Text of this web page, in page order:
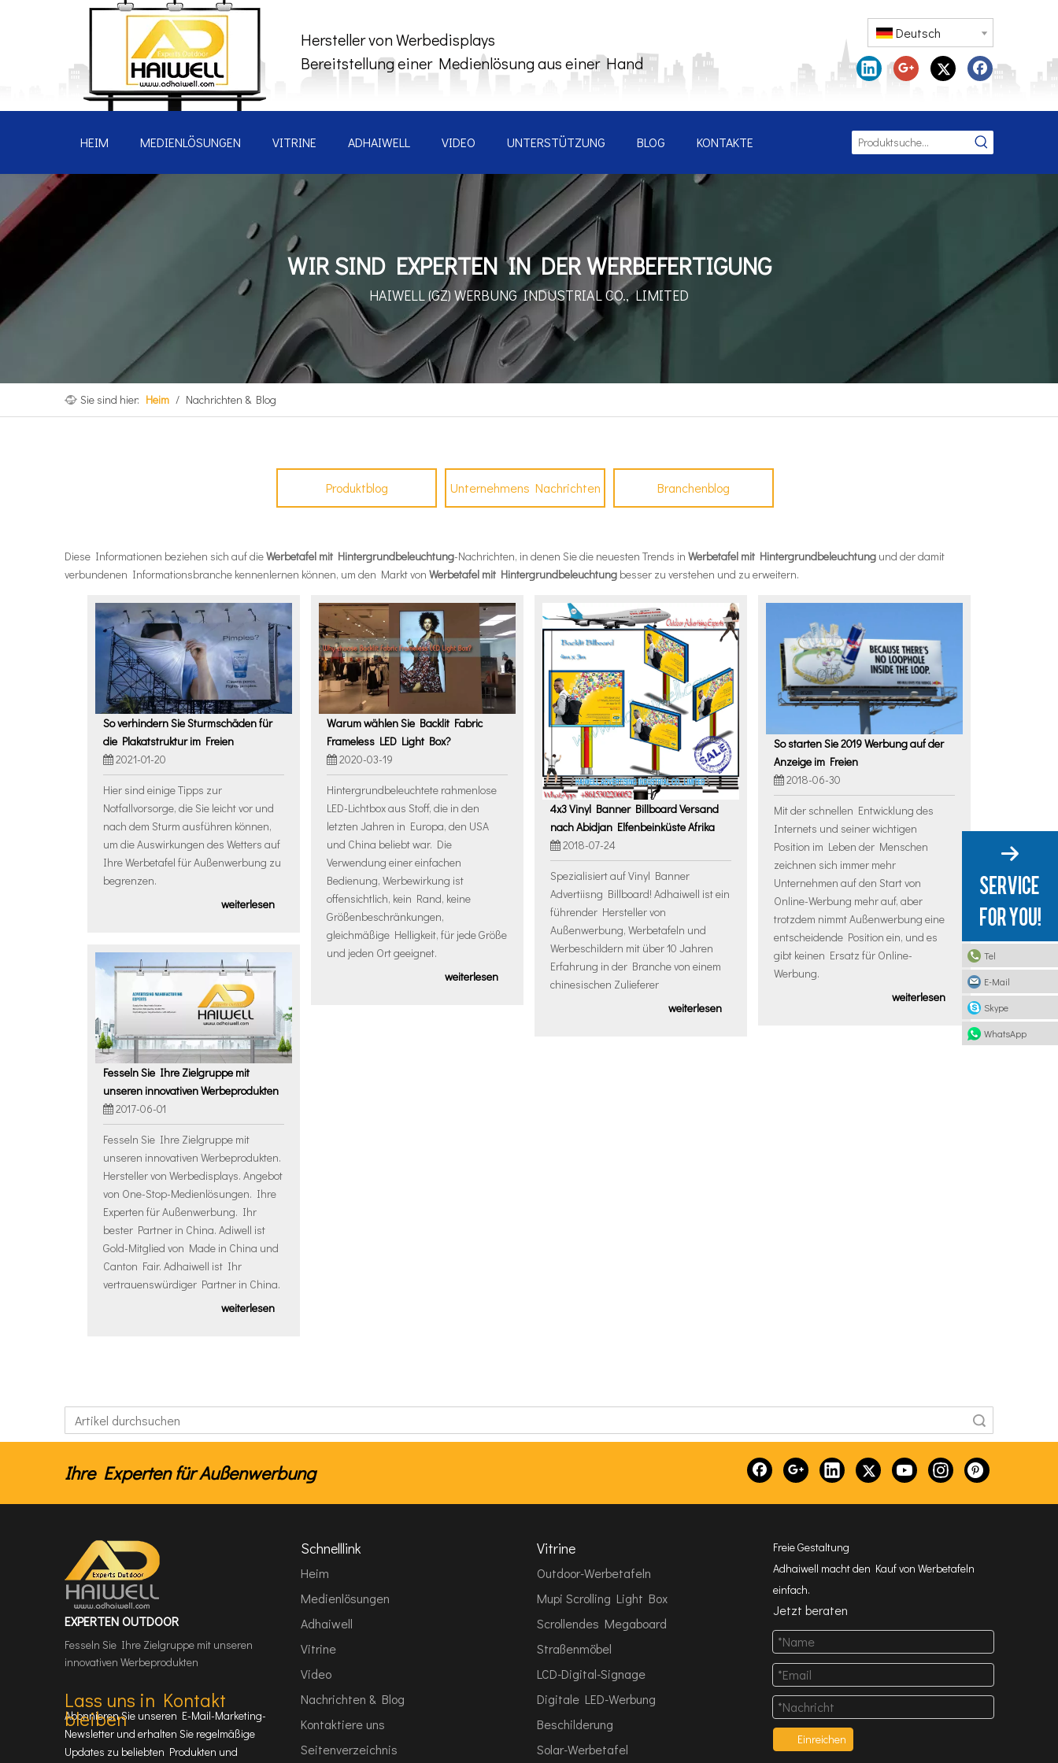
Hersteller von Werbedisplays
Bereitstellung einer Medienlösung aus einer Hand
Deutsch
HEIM MEDIENLÖSUNGEN VITRINE ADHAIWELL VIDEO UNTERSTÜTZUNG BLOG KONTAKTE
WIR SIND EXPERTEN IN DER WERBEFERTIGUNG
HAIWELL (GZ) WERBUNGINDUSTRIAL CO., LIMITED
Sie sind hier: Heim / Nachrichten & Blog
Produktblog Unternehmens Nachrichten Branchenblog
Diese Informationen beziehen sich auf dieWerbetafel mit Hintergrundbeleuchtung-Nachrichten, in denen Sie die neuesten Trends in Werbetafel mit Hintergrundbeleuchtung und der damit
verbundenen Informationsbranche kennenlernen können, um den Markt von Werbetafel mit Hintergrundbeleuchtung besser zu verstehen und zu erweitern.
So verhindern Sie Sturmschäden für
die Plakatstruktur im Freien
2021-01-20
Hier sind einige Tipps zur
Notfallvorsorge, die Sie leicht vor und
nach dem Sturm ausführen können,
um die Auswirkungen des Wetters auf
Ihre Werbetafel für Außenwerbung zu
begrenzen.
weiterlesen
Warum wählen Sie Backlit Fabric
Frameless LED Light Box?
2020-03-19
Hintergrundbeleuchtete rahmenlose
LED-Lichtbox aus Stoff, die in den
letzten Jahren in Europa, den USA
und China beliebt war. Die
Verwendung einer einfachen
Bedienung, Werbewirkung ist
offensichtlich, kein Rand, keine
Größenbeschränkungen,
gleichmäßige Helligkeit, für jede Größe
und jeden Ort geeignet.
weiterlesen
4x3 Vinyl Banner Billboard Versand
nach Abidjan Elfenbeinküste Afrika
2018-07-24
Spezialisiert auf Vinyl Banner
Advertiisng Billboard! Adhaiwell ist ein
führender Hersteller von
Außenwerbung, Werbetafeln und
Werbeschildern mit über 10 Jahren
Erfahrung in der Branche von einem
chinesischen Zulieferer
weiterlesen
So starten Sie 2019 Werbung auf der
Anzeige im Freien
2018-06-30
Mit der schnellen Entwicklung des
Internets und seiner wichtigen
Position im Leben der Menschen
zeichnen sich immer mehr
Unternehmen auf den Start von
Online-Werbung mehr auf, aber
trotzdem nimmt Außenwerbung eine
entscheidende Position ein, und es
gibt keinen Ersatz für Online-
Werbung.
weiterlesen
Fesseln Sie Ihre Zielgruppe mit
unseren innovativen Werbeprodukten
2017-06-01
Fesseln Sie Ihre Zielgruppe mit
unseren innovativen Werbeprodukten.
Hersteller von Werbedisplays. Angebot
von One-Stop-Medienlösungen. Ihre
Experten für Außenwerbung. Ihr
bester Partner in China. Adiwell ist
Gold-Mitglied von Made in China und
Canton Fair. Adhaiwell ist Ihr
vertrauenswürdiger Partner in China.
weiterlesen
Ihre Experten für Außenwerbung
EXPERTEN OUTDOOR
Fesseln Sie Ihre Zielgruppe mit unseren
innovativen Werbeprodukten
Tel
E-Mail
Skype
WhatsApp
Lass uns in Kontakt
bleiben
Abonnieren Sie unseren E-Mail-Marketing-
Newsletter und erhalten Sie regelmäßige
Updates zu beliebten Produkten und
Schnelllink
Heim
Medienlösungen
Adhaiwell
Vitrine
Video
Nachrichten & Blog
Kontaktiere uns
Seitenverzeichnis
Vitrine
Outdoor-Werbetafeln
Mupi Scrolling Light Box
Scrollendes Megaboard
Straßenmöbel
LCD-Digital-Signage
Digitale LED-Werbung
Beschilderung
Solar-Werbetafel
Freie Gestaltung
Adhaiwell macht den Kauf von Werbetafeln
einfach.
Jetzt beraten
Einreichen